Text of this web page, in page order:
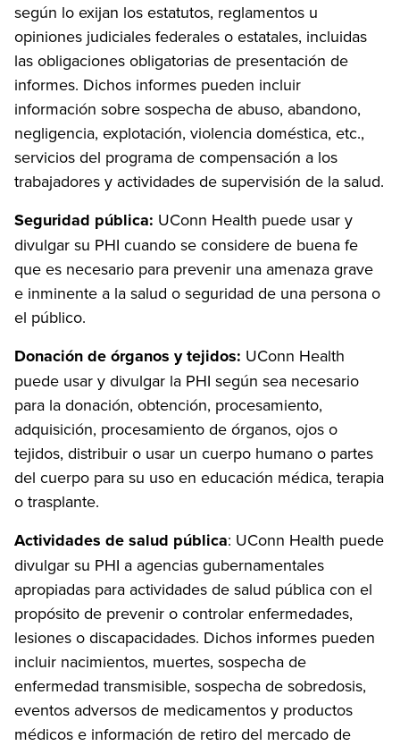
según lo exijan los estatutos, reglamentos u
opiniones judiciales federales o estatales, incluidas
las obligaciones obligatorias de presentación de
informes. Dichos informes pueden incluir
información sobre sospecha de abuso, abandono,
negligencia, explotación, violencia doméstica, etc.,
servicios del programa de compensación a los
trabajadores y actividades de supervisión de la salud.
Seguridad pública: UConn Health puede usar y
divulgar su PHI cuando se considere de buena fe
que es necesario para prevenir una amenaza grave
e inminente a la salud o seguridad de una persona o
el público.
Donación de órganos y tejidos: UConn Health
puede usar y divulgar la PHI según sea necesario
para la donación, obtención, procesamiento,
adquisición, procesamiento de órganos, ojos o
tejidos, distribuir o usar un cuerpo humano o partes
del cuerpo para su uso en educación médica, terapia
o trasplante.
Actividades de salud pública: UConn Health puede
divulgar su PHI a agencias gubernamentales
apropiadas para actividades de salud pública con el
propósito de prevenir o controlar enfermedades,
lesiones o discapacidades. Dichos informes pueden
incluir nacimientos, muertes, sospecha de
enfermedad transmisible, sospecha de sobredosis,
eventos adversos de medicamentos y productos
médicos e información de retiro del mercado de